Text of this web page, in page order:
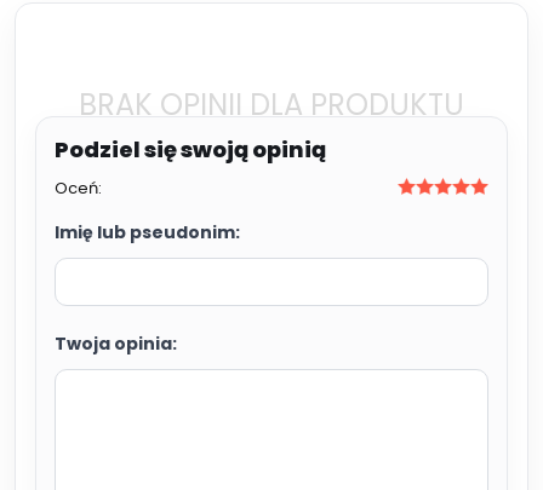
BRAK OPINII DLA PRODUKTU
Oceń:
Imię lub pseudonim:
Twoja opinia: